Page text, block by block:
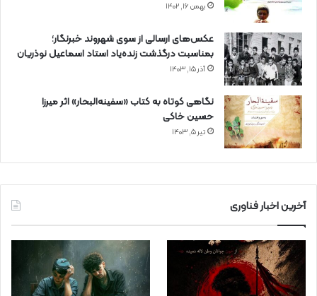
بهمن ۱۶, ۱۴۰۲
عکس‌های ارسالی از سوی شهروند خبرنگار؛
بمناسبت درگذشت زنده‌یاد استاد اسماعیل نوذریان
آذر ۱۵, ۱۴۰۳
نگاهی کوتاه به کتاب «سفینه‌البحار» اثر میرزا
حسین خاکی
تیر ۵, ۱۴۰۳
آخرین اخبار فناوری